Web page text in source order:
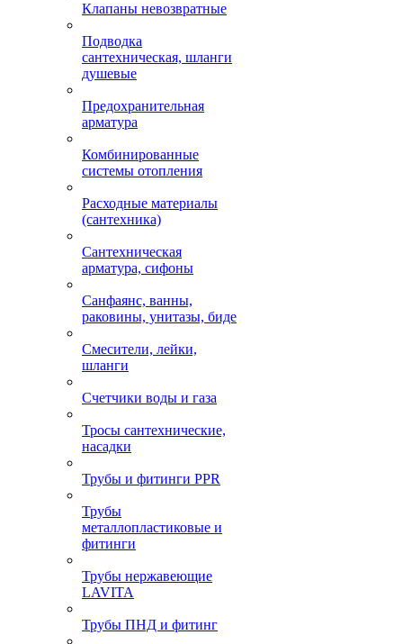
Клапаны невозвратные
Подводка
сантехническая, шланги
душевые
Предохранительная
арматура
Комбинированные
системы отопления
Расходные материалы
(сантехника)
Сантехническая
арматура, сифоны
Санфаянс, ванны,
раковины, унитазы, биде
Смесители, лейки,
шланги
Счетчики воды и газа
Тросы сантехнические,
насадки
Трубы и фитинги PPR
Трубы
металлопластиковые и
фитинги
Трубы нержавеющие
LAVITA
Трубы ПНД и фитинг